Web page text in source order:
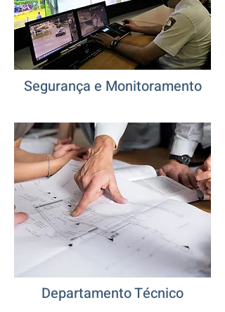
Segurança e Monitoramento
Departamento Técnico